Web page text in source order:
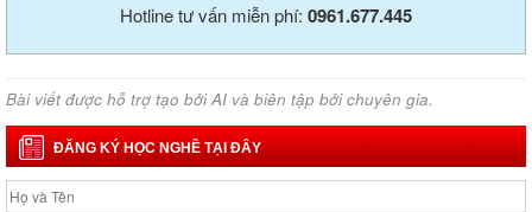
Hotline tư vấn miễn phí: 0961.677.445
Bài viết được hỗ trợ tạo bởi AI và biên tập bởi chuyên gia.
ĐĂNG KÝ HỌC NGHỀ TẠI ĐÂY